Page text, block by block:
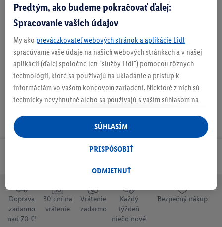
Na stiahnutie
Doprava
zadarmo
nad 70 €¹
30 dní na
vrátenie
Vrátenie
zadarmo
Každý
týždeň
niečo nové
Bezpečný nákup
Predtým, ako budeme pokračovať ďalej:
Spracovanie vašich údajov
My ako prevádzkovateľ webových stránok a aplikácie Lidl
spracúvame vaše údaje na našich webových stránkach a v našej
aplikácii (ďalej spoločne len "služby Lidl") pomocou rôznych
technológií, ktoré sa používajú na ukladanie a prístup k
informáciám vo vašom koncovom zariadení. Niektoré z nich sú
technicky nevyhnutné alebo sa používajú s vaším súhlasom na
personalizovanú reklamu v rámci služieb Lidl aj mimo nich. Ak
ste účastníkom programu Lidl Plus, na tieto účely sa spracúvajú
aj údaje z vášho nákupného správania v obchode.
následne si vytvoríte účet Lidl Plus alebo sa prihlásite do svojho
tiež vytvoriť špeciálny online identifikátor z e-mailovej adresy,
ktorú tam uvediete, aby sme vás mohli rozpoznať v službách
prevádzkovaných tretími stranami a zobrazovať vám
ODMIETNUŤ
PRISPÔSOBIŤ
SÚHLASÍM